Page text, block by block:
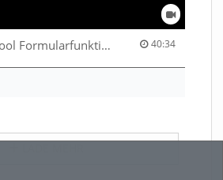
Webinar «EMS-Tool Formularfunktion» 40:34